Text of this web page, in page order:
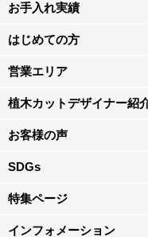
お手入れ実績
はじめての方
営業エリア
植木カットデザイナー紹
お客様の声
SDGs
特集ページ
インフォメーション